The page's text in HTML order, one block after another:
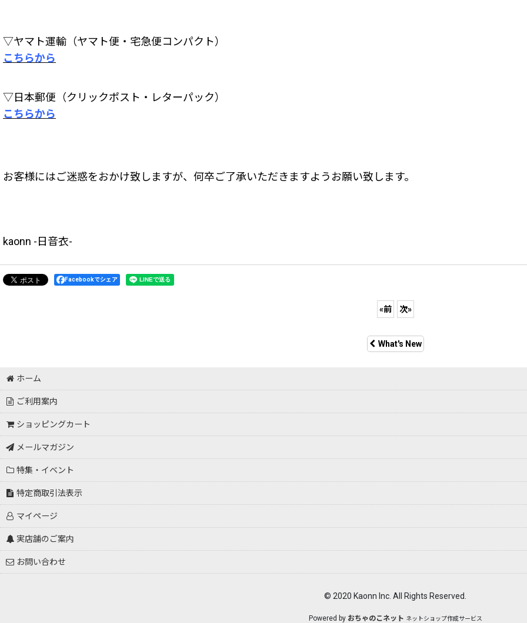
▽ヤマト運輸（ヤマト便・宅急便コンパクト）
こちらから
▽日本郵便（クリックポスト・レターパック）
こちらから
お客様にはご迷惑をおかけ致しますが、何卒ご了承いただきますようお願い致します。
kaonn -日音衣-
Facebookでシェア
«前 次»
What's New
ホーム
ご利用案内
ショッピングカート
メールマガジン
特集・イベント
特定商取引法表示
マイページ
実店舗のご案内
お問い合わせ
© 2020 Kaonn Inc. All Rights Reserved.
Powered by おちゃのこネット ネットショップ作成サービス